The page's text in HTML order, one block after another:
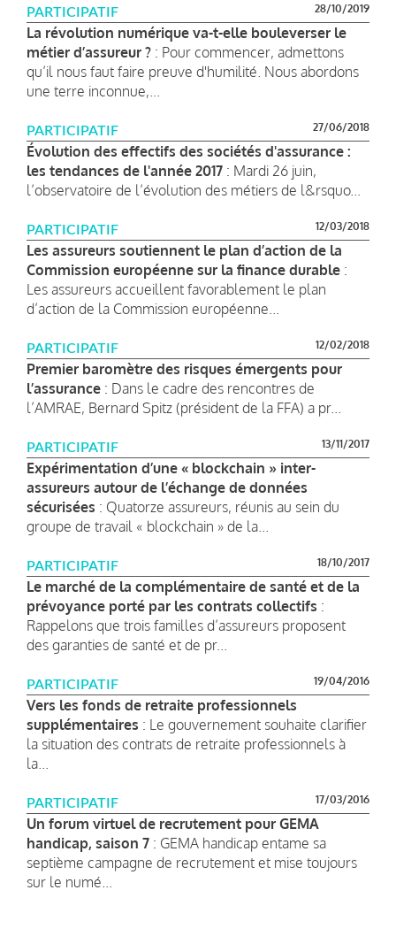
PARTICIPATIF 28/10/2019
La révolution numérique va-t-elle bouleverser le
métier d’assureur ? : Pour commencer, admettons
qu’il nous faut faire preuve d'humilité. Nous abordons
une terre inconnue,...
PARTICIPATIF 27/06/2018
Évolution des effectifs des sociétés d'assurance :
les tendances de l'année 2017 : Mardi 26 juin,
l’observatoire de l’évolution des métiers de l&rsquo...
PARTICIPATIF 12/03/2018
Les assureurs soutiennent le plan d’action de la
Commission européenne sur la finance durable :
Les assureurs accueillent favorablement le plan
d’action de la Commission européenne...
PARTICIPATIF 12/02/2018
Premier baromètre des risques émergents pour
l’assurance : Dans le cadre des rencontres de
l’AMRAE, Bernard Spitz (président de la FFA) a pr...
PARTICIPATIF 13/11/2017
Expérimentation d’une « blockchain » inter-
assureurs autour de l’échange de données
sécurisées : Quatorze assureurs, réunis au sein du
groupe de travail « blockchain » de la...
PARTICIPATIF 18/10/2017
Le marché de la complémentaire de santé et de la
prévoyance porté par les contrats collectifs :
Rappelons que trois familles d’assureurs proposent
des garanties de santé et de pr...
PARTICIPATIF 19/04/2016
Vers les fonds de retraite professionnels
supplémentaires : Le gouvernement souhaite clarifier
la situation des contrats de retraite professionnels à
la...
PARTICIPATIF 17/03/2016
Un forum virtuel de recrutement pour GEMA
handicap, saison 7 : GEMA handicap entame sa
septième campagne de recrutement et mise toujours
sur le numé...